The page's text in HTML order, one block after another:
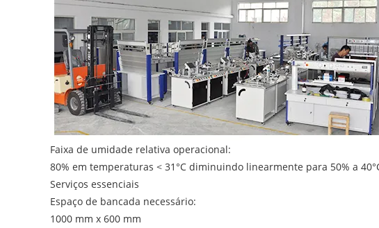
Faixa de umidade relativa operacional:
80% em temperaturas < 31°C diminuindo linearmente para 50% a
Serviços essenciais
Espaço de bancada necessário:
1000 mm x 600 mm